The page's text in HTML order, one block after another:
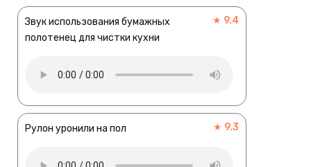
Звук использования бумажных
полотенец для чистки кухни
★ 9.4
Рулон уронили на пол ★ 9.3